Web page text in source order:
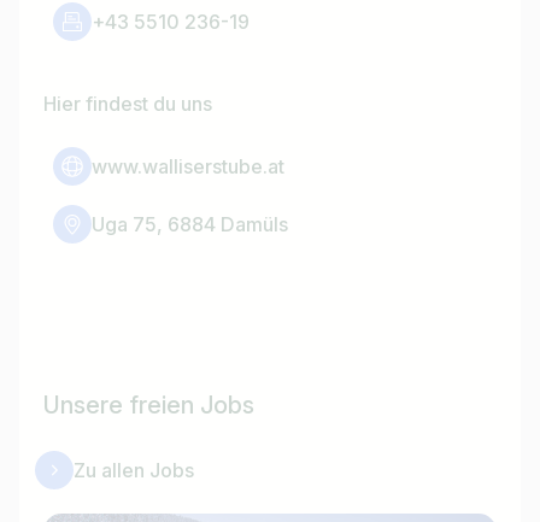
+43 5510 236-19
Hier findest du uns
www.walliserstube.at
Uga 75, 6884 Damüls
Unsere freien Jobs
Zu allen Jobs